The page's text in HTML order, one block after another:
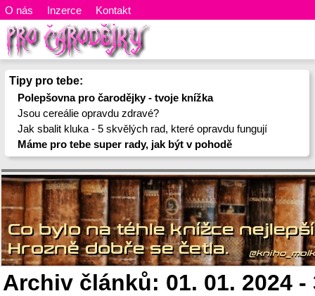
O nás Inzerce Kontakt
Tipy pro tebe:
Polepšovna pro čarodějky - tvoje knížka
Jsou cereálie opravdu zdravé?
Jak sbalit kluka - 5 skvělých rad, které opravdu fungují
Máme pro tebe super rady, jak být v pohodě
Archiv článků: 01. 01. 2024 -